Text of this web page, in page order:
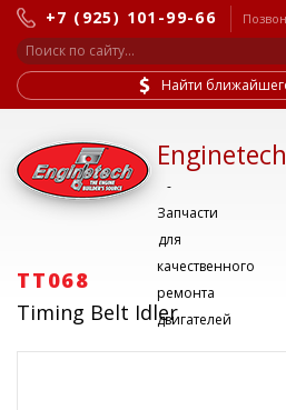
+7 (925) 101-99-66
Найти
Enginetech
-
Запчасти
для
качественного
ремонта
двигателей
TT068
Timing Belt Idler